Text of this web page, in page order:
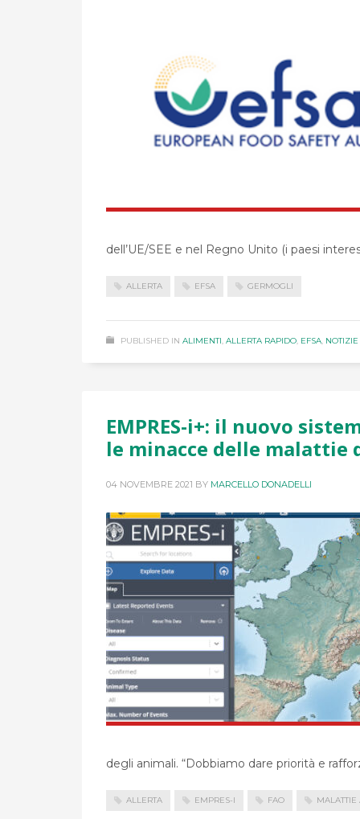
dell’UE/SEE e nel Regno Unito (i paesi
ALLERTA EFSA GERMOGLI
PUBLISHED IN ALIMENTI, ALLERTA RAPIDO, EFSA, NOTIZIE
EMPRES-i+: il nuovo
le minacce delle malattie
04 NOVEMBRE 2021 BY MARCELLO DONADELLI
degli animali. “Dobbiamo dare priorità e
ALLERTA EMPRES-I FAO